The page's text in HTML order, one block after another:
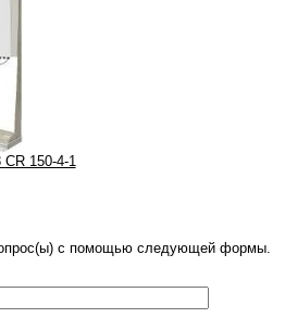
150-4-1
с помощью следующей формы.